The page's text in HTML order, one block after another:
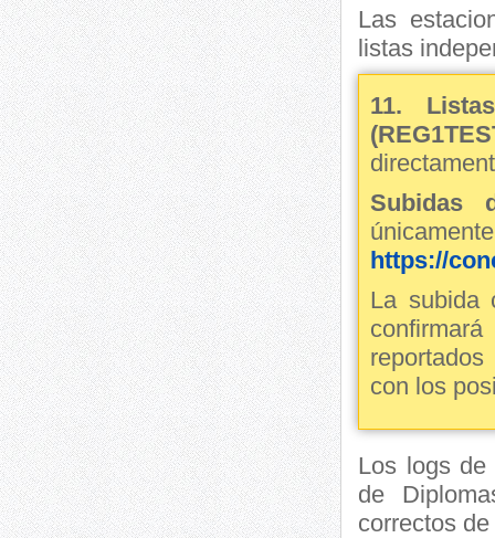
Las
listas
11.
Subidas
https://
La subida
con los
Los logs de
de
correctos